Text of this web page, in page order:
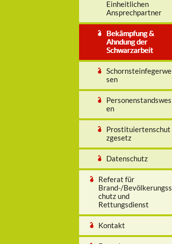
Einheitlichen
Ansprechpartner
Bekämpfung &
Ahndung der
Schwarzarbeit
Schornsteinfegerwe
sen
Personenstandswes
en
Prostituiertenschut
zgesetz
Datenschutz
Referat für
Brand-/Bevölkerungss
chutz und
Rettungsdienst
Kontakt